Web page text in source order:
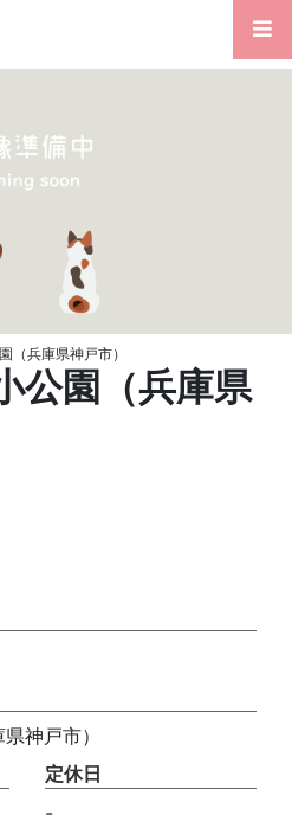
（兵庫県神戸市）
公園（兵庫県
神戸市）
定休日